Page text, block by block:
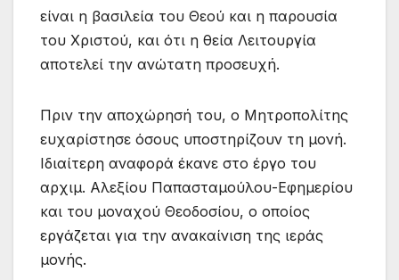
είναι η βασιλεία του Θεού και η παρουσία
του Χριστού, και ότι η θεία Λειτουργία
αποτελεί την ανώτατη προσευχή.
Πριν την αποχώρησή του, ο Μητροπολίτης
ευχαρίστησε όσους υποστηρίζουν τη μονή.
Ιδιαίτερη αναφορά έκανε στο έργο του
αρχιμ. Αλεξίου Παπασταμούλου-Εφημερίου
και του μοναχού Θεοδοσίου, ο οποίος
εργάζεται για την ανακαίνιση της ιεράς
μονής.